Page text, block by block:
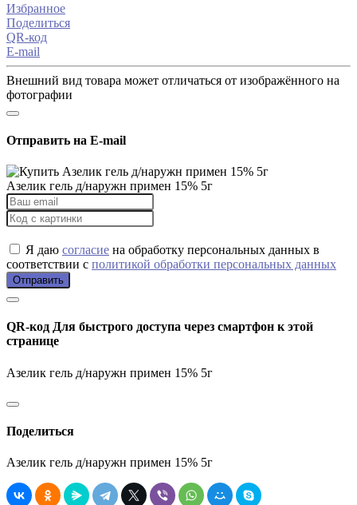
Избранное
Поделиться
QR-код
E-mail
Внешний вид товара может отличаться от изображённого на
фотографии
Отправить на E-mail
Азелик гель д/наружн примен 15% 5г
Я даю согласие на обработку персональных данных в
соответствии с политикой обработки персональных данных
Отправить
QR-код Для быстрого доступа через смартфон к этой
странице
Азелик гель д/наружн примен 15% 5г
Поделиться
Азелик гель д/наружн примен 15% 5г